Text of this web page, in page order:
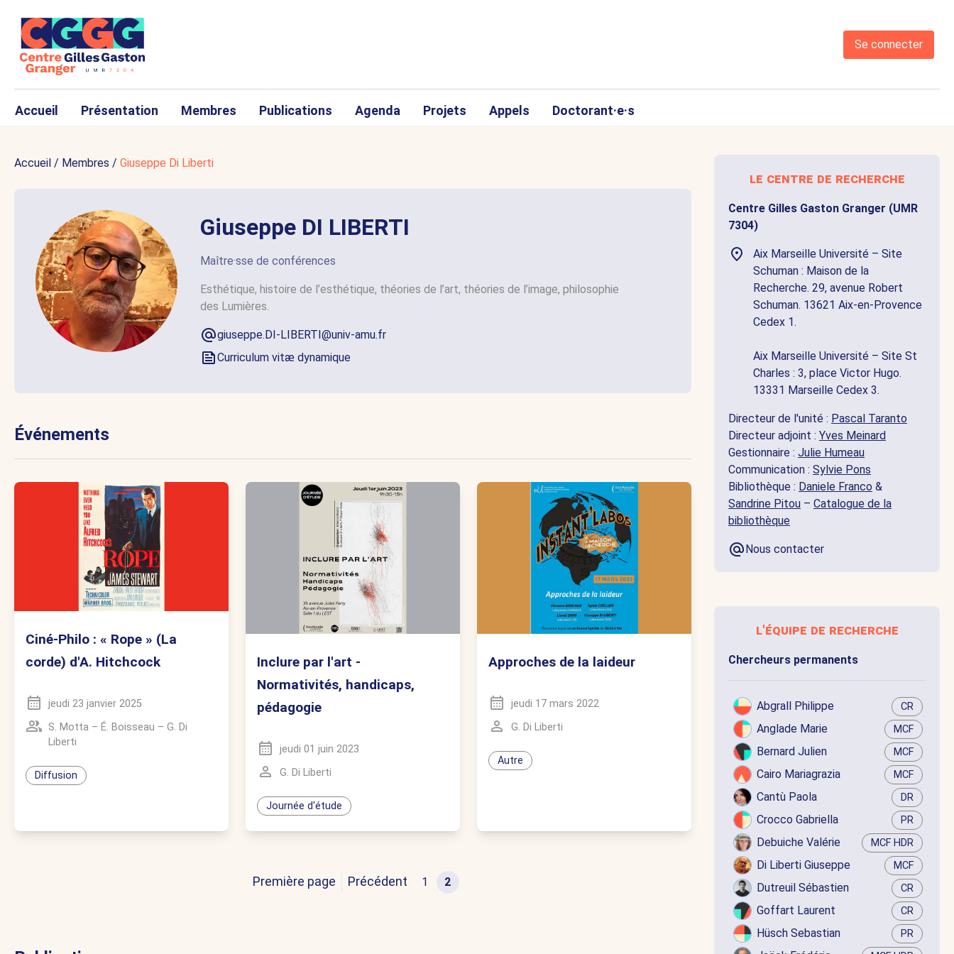
Se connecter
Accueil Présentation Membres Publications Agenda Projets Appels Doctorant·e·s
Accueil / Membres / Giuseppe Di Liberti
Giuseppe DI LIBERTI
Maître·sse de conférences
Esthétique, histoire de l’esthétique, théories de l’art, théories de l’image, philosophie
des Lumières.
giuseppe.DI-LIBERTI@univ-amu.fr
Curriculum vitæ dynamique
Événements
Ciné-Philo : « Rope » (La
corde) d'A. Hitchcock
jeudi 23 janvier 2025
S. Motta – É. Boisseau – G. Di
Liberti
Diffusion
Inclure par l'art -
Normativités, handicaps,
pédagogie
jeudi 01 juin 2023
G. Di Liberti
Journée d'étude
Approches de la laideur
jeudi 17 mars 2022
G. Di Liberti
Autre
Première page Précédent 1 2
le centre de recherche
Centre Gilles Gaston Granger (UMR
7304)
Aix Marseille Université – Site
Schuman : Maison de la
Recherche. 29, avenue Robert
Schuman. 13621 Aix-en-Provence
Cedex 1.
Aix Marseille Université – Site St
Charles : 3, place Victor Hugo.
13331 Marseille Cedex 3.
Directeur de l'unité : Pascal Taranto
Directeur adjoint : Yves Meinard
Gestionnaire : Julie Humeau
Communication : Sylvie Pons
Bibliothèque : Daniele Franco &
Sandrine Pitou – Catalogue de la
bibliothèque
Nous contacter
l'équipe de recherche
Chercheurs permanents
Abgrall Philippe CR
Anglade Marie MCF
Bernard Julien MCF
Cairo Mariagrazia MCF
Cantù Paola DR
Crocco Gabriella PR
Debuiche Valérie MCF HDR
Di Liberti Giuseppe MCF
Dutreuil Sébastien CR
Goffart Laurent CR
Hüsch Sebastian PR